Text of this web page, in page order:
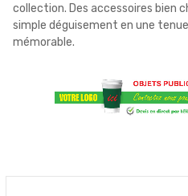
collection. Des accessoires bien
simple déguisement en une
mémorable.